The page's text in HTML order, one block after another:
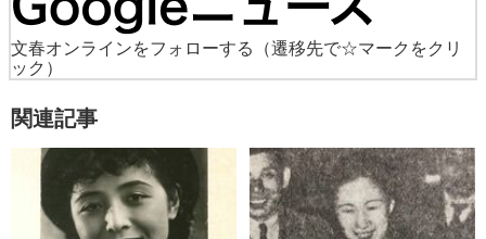
文春オンラインをフォローする
（遷移先で☆マークをクリ
ック）
関連記事